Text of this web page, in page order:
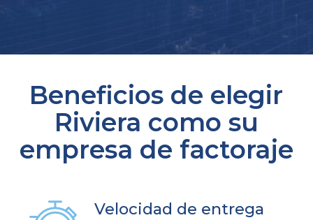
Beneficios de elegir
Riviera como su
empresa de factoraje
Velocidad de entrega